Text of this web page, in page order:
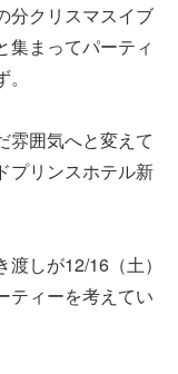
分クリスマスイブ
集まってパーティ
雰囲気へと変えて
プリンスホテル新
しが12/16（土）
ティーを考えてい